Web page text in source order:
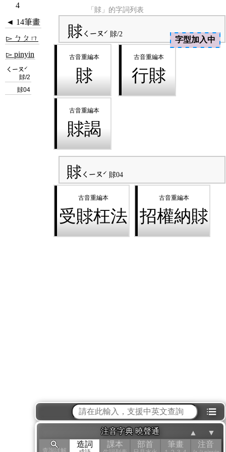
「賕」的字詞列表
◄ 14筆畫
▻ ㄅㄆㄇ
▻ pinyin
ㄑㄧㄡˊ
賕/2
賕04
賕 ㄑㄧㄡˊ 賕/2
賕 行賕
賕謁
賕 ㄑㄧㄡˊ 賕04
受賕枉法 招權納賕
⁝☰
注音字典 曉聲通
造詞 課本 部首 筆畫 注音
▲ ▼
4
字型加入中